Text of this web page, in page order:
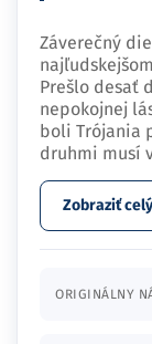
Záverečný
Prešlo desať
nepokojnej
boli Trójania
druhmi musí
Zobraziť
ORIGINÁLNY